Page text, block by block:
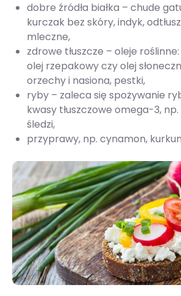
dobre źródła białka – chude
kurczak bez skóry, indyk,
mleczne,
zdrowe tłuszcze – oleje
olej rzepakowy czy olej
orzechy i nasiona, pestki,
ryby – zaleca się spożywanie
kwasy tłuszczowe omega-3, np.
śledzi,
przyprawy, np. cynamon,